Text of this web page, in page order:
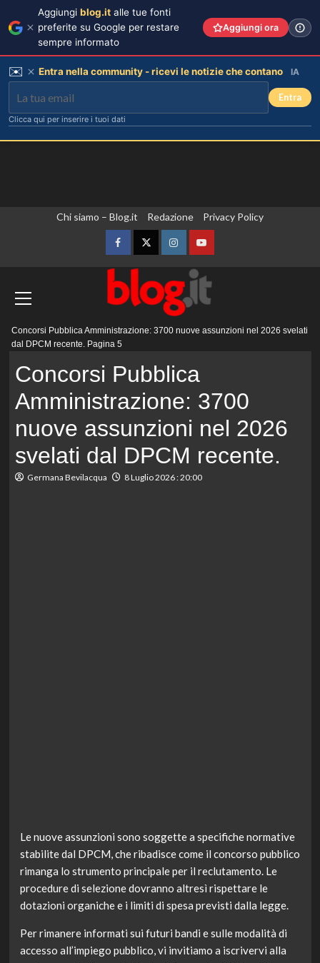
Chi siamo – Blog.it Redazione Privacy Policy
FacebookTwitterInstagramYouTube
principale
Concorsi Pubblica Amministrazione: 3700 nuove assunzioni nel 2026 svelati
dal DPCM recente. Pagina 5
Concorsi Pubblica
Amministrazione: 3700
nuove assunzioni nel 2026
svelati dal DPCM recente.
Germana Bevilacqua 8 Luglio 2026 : 20:00
Le nuove assunzioni sono soggette a specifiche normative
stabilite dal DPCM, che ribadisce come il concorso pubblico
rimanga lo strumento principale per il reclutamento. Le
procedure di selezione dovranno altresì rispettare le
dotazioni organiche e i limiti di spesa previsti dalla legge.
Per rimanere informati sui futuri bandi e sulle modalità di
accesso all’impiego pubblico, vi invitiamo a iscrivervi alla
Aggiungi blog.it alle tue fonti
preferite su Google per restare
sempre informato
Aggiungi ora
✉️ Entra nella community - ricevi le notizie che contano IA
Entra
Clicca qui per inserire i tuoi dati